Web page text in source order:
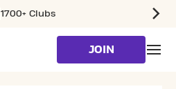
1700+ Clubs
JOIN